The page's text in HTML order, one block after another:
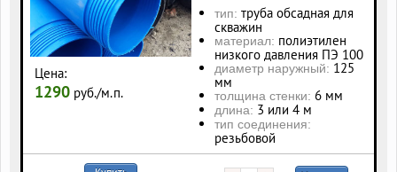
Цена:
1290 руб./м.п.
тип: труба обсадная для
скважин
материал: полиэтилен
низкого давления ПЭ 100
диаметр наружный: 125
мм
толщина стенки: 6 мм
длина: 3 или 4 м
тип соединения:
резьбовой